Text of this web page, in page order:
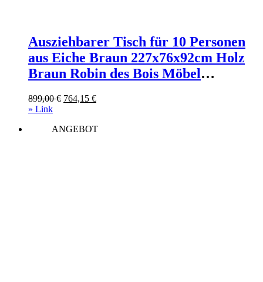
Ausziehbarer Tisch für 10 Personen
aus Eiche Braun 227x76x92cm Holz
Braun Robin des Bois Möbel
899,00€ Ursprünglicher
899,00 €
764,15 €Aktueller
764,15 €.
» Link
ANGEBOT